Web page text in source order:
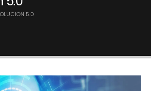
5.0